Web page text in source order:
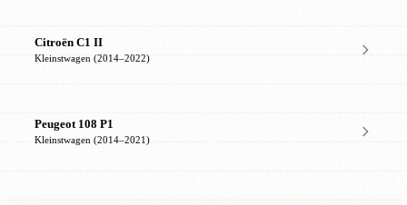
Citroën C1 II
Kleinstwagen (2014–2022)
Peugeot 108 P1
Kleinstwagen (2014–2021)